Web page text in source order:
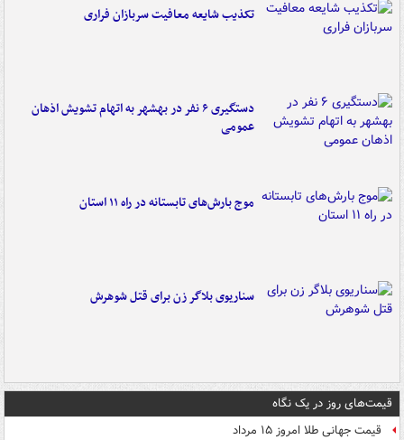
تکذیب شایعه معافیت سربازان فراری
دستگیری ۶ نفر در بهشهر به اتهام تشویش اذهان
عمومی
موج بارش‌های تابستانه در راه ۱۱ استان
سناریوی بلاگر زن برای قتل شوهرش
قیمت‌های روز در یک نگاه
قیمت جهانی طلا امروز ۱۵ مرداد